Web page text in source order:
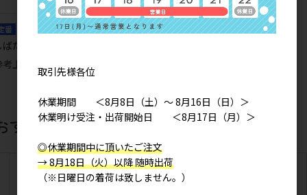
番
ばたさん がまぐちＬ (2個入り)
上代
1,500円
すすめ商品
取引先様各位
休業期間 ＜8月8日（土）～ 8月16日（日）＞
休業明け受注・出荷開始日 ＜8月17日（月）＞
◎休業期間中に頂いたご注文
→ 8月18日（火）以降 随時出荷
（※日曜日の着荷は致しません。）